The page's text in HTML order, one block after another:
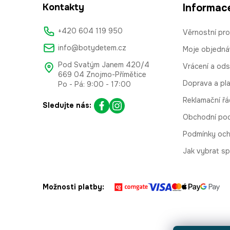
Kontakty
+420 604 119 950
info@botydetem.cz
Pod Svatým Janem 420/4
669 04 Znojmo-Přímětice
Po - Pá: 9:00 - 17:00
Sledujte nás:
Věrnostní
Moje
Vrácení a
Doprava a
Reklamační
Obchodní
Podmínky
Jak vybrat
Možnosti platby: